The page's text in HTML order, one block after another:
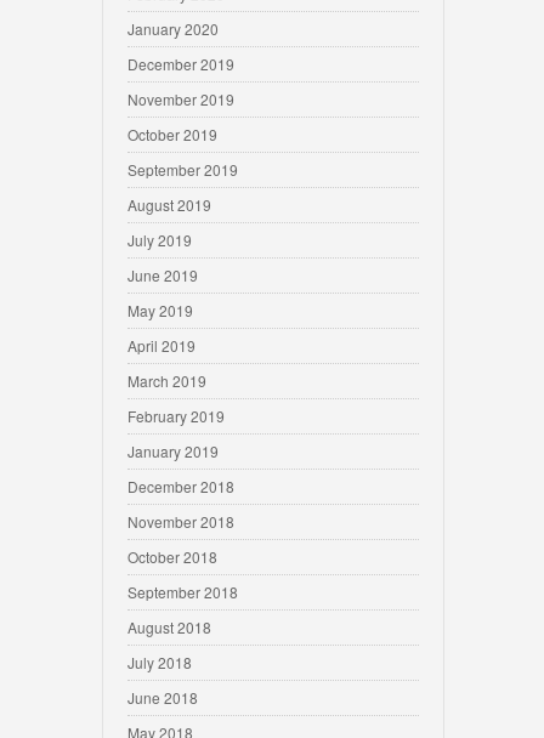
January 2020
December 2019
November 2019
October 2019
September 2019
August 2019
July 2019
June 2019
May 2019
April 2019
March 2019
February 2019
January 2019
December 2018
November 2018
October 2018
September 2018
August 2018
July 2018
June 2018
May 2018